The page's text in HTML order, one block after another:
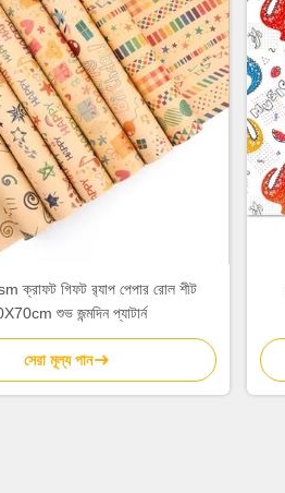
ক্রাফট গিফট র‍্যাপ পেপার রোল শীট
শুভ জন্মদিন প্যাটার্ন
সেরা মূল্য পান